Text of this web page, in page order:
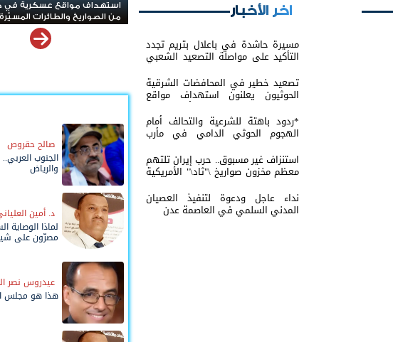
اخر الأخبار
مسيرة حاشدة في باعلال بتريم تجدد
التأكيد على مواصلة التصعيد الشعبي
تصعيد خطير في المحافضات الشرقية
الحوثيون يعلنون استهداف مواقع
عسكرية في حضرموت ومأرب اليمنية
بوابل من الصواريخ والطائرات المسيّرة
*ردود باهتة للشرعية والتحالف أمام
الهجوم الحوثي الدامي في مأرب
وحضرموت*
استنزاف غير مسبوق.. حرب إيران تلتهم
معظم مخزون صواريخ \"ثاد\" الأمريكية
وتدق ناقوس الخطر داخل البنتاغون
نداء عاجل ودعوة لتنفيذ العصيان
المدني السلمي في العاصمة عدن
استهداف مواقع عسكرية في
من الصواريخ والطائرات المسيّرة
صالح حقروص
الجنوب
والرياض
د. أمين
لماذا الوصاية
مصرّون على
المفوضة
عيدروس نصر
هذا هو مجلس